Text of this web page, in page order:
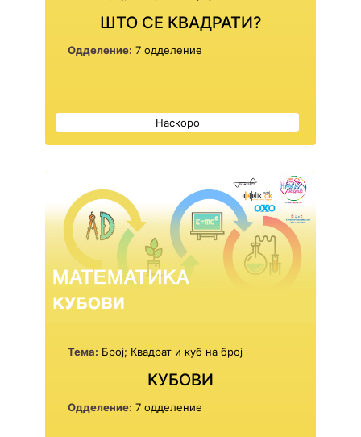
ШТО СЕ КВАДРАТИ?
Одделение: 7 одделение
Наскоро
Тема: Број; Квадрат и куб на број
КУБОВИ
Одделение: 7 одделение